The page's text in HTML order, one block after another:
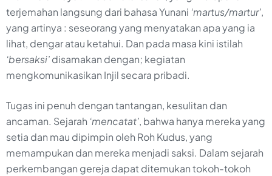
terjemahan langsung dari bahasa Yunani ‘martus/martur’,
yang artinya : seseorang yang menyatakan apa yang ia
lihat, dengar atau ketahui. Dan pada masa kini istilah
‘bersaksi’disamakan dengan; kegiatan
mengkomunikasikan Injil secara pribadi.
Tugas ini penuh dengan tantangan, kesulitan dan
ancaman. Sejarah ‘mencatat’, bahwa hanya mereka yang
setia dan mau dipimpin oleh Roh Kudus, yang
memampukan dan mereka menjadi saksi. Dalam sejarah
perkembangan gereja dapat ditemukan tokoh-tokoh